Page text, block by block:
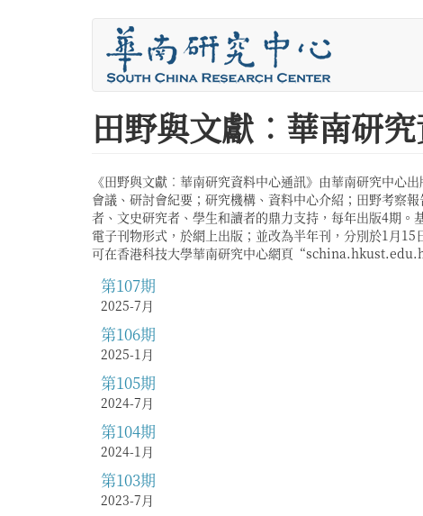
您
在
這
裡
田野與文獻︰華南研
《田野與文獻︰華南研究資料中心通訊》由華南研究中心
會議、研討會紀要；研究機構、資料中心介紹；田野考察
者、文史研究者、學生和讀者的鼎力支持，每年出版4期
電子刊物形式，於網上出版；並改為半年刊，分別於1
可在香港科技大學華南研究中心網頁
第107期
2025-7月
第106期
2025-1月
第105期
2024-7月
第104期
2024-1月
第103期
2023-7月